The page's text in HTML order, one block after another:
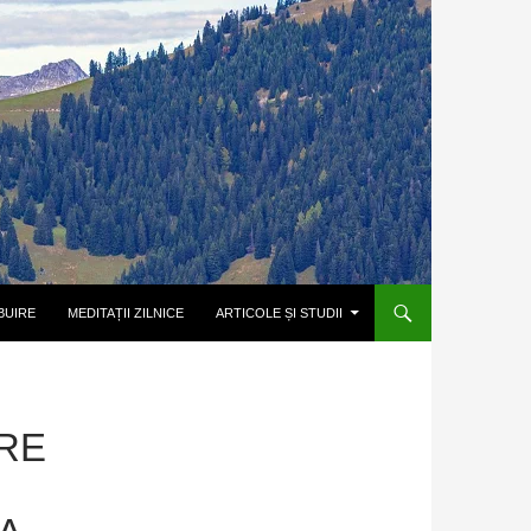
MEDITAȚII ZILNICE ARTICOLE ȘI STUDII